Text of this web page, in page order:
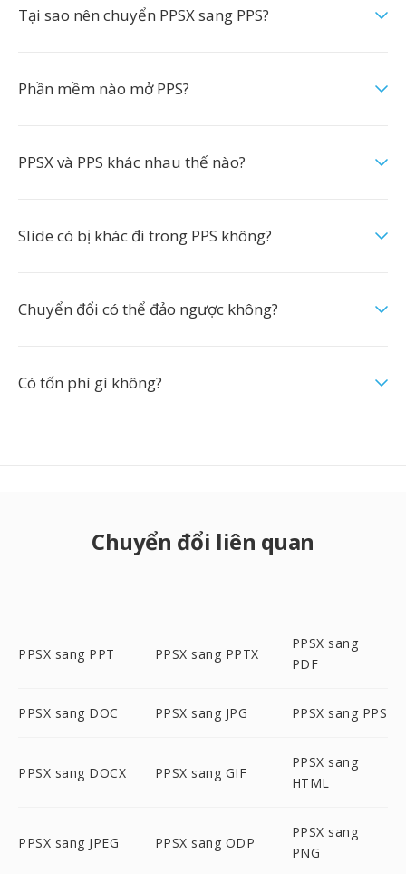
Tại sao nên chuyển PPSX sang PPS?
Phần mềm nào mở PPS?
PPSX và PPS khác nhau thế nào?
Slide có bị khác đi trong PPS không?
Chuyển đổi có thể đảo ngược không?
Có tốn phí gì không?
Chuyển đổi liên quan
PPSX sang PPT PPSX sang PPTX
PPSX sang
PDF
PPSX sang DOC PPSX sang JPG PPSX sang PPS
PPSX sang DOCX PPSX sang GIF
PPSX sang
HTML
PPSX sang JPEG PPSX sang ODP
PPSX sang
PNG